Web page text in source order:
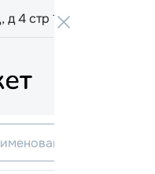
д 4 стр 19